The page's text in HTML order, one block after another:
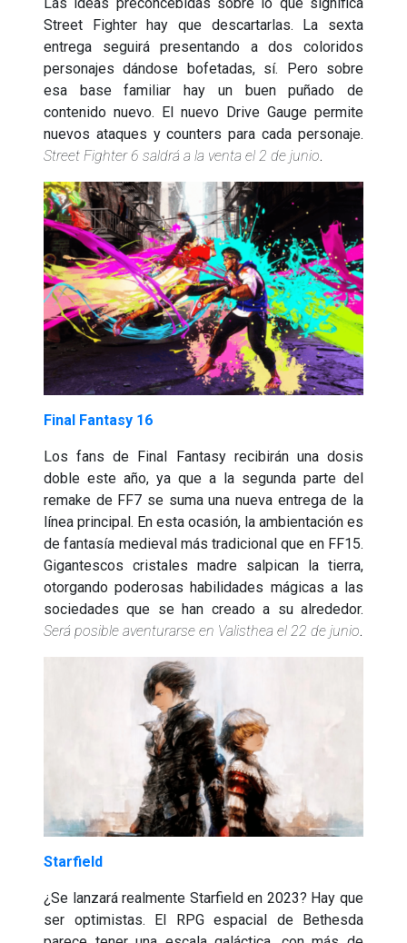
Street Fighter hay que descartarlas. La sexta
entrega seguirá presentando a dos coloridos
personajes dándose bofetadas, sí. Pero sobre
esa base familiar hay un buen puñado de
contenido nuevo. El nuevo Drive Gauge permite
nuevos ataques y counters para cada personaje.
Street Fighter 6 saldrá a la venta el 2 de junio.
Final Fantasy 16
Los fans de Final Fantasy recibirán una dosis
doble este año, ya que a la segunda parte del
remake de FF7 se suma una nueva entrega de la
línea principal. En esta ocasión, la ambientación es
de fantasía medieval más tradicional que en FF15.
Gigantescos cristales madre salpican la tierra,
otorgando poderosas habilidades mágicas a las
sociedades que se han creado a su alrededor.
Será posible aventurarse en Valisthea el 22 de junio.
Starfield
¿Se lanzará realmente Starfield en 2023? Hay que
ser optimistas. El RPG espacial de Bethesda